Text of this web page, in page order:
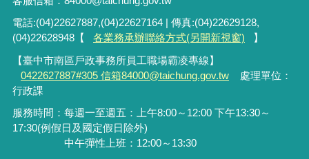
電話:(04)22627887,(04)22627164 | 傳真:(04)22629128,
(04)22628948【
各業務承辦聯絡方式(另開新視窗)
】
【臺中市南區戶政事務所員工職場霸凌專線】
0422627887#305 信箱84000@taichung.gov.tw
處理單位：
行政課
服務時間：每週一至週五：上午8:00～12:00 下午13:30～
17:30(例假日及國定假日除外)
中午彈性上班：12:00～13:30